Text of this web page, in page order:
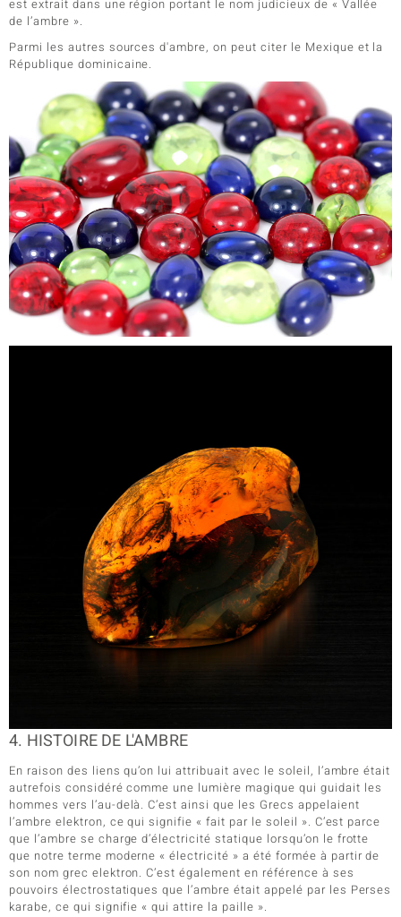
est extrait dans une région portant le nom judicieux de « Vallée
de l’ambre ».
Parmi les autres sources d'ambre, on peut citer le Mexique et la
République dominicaine.
4. HISTOIRE DE L'AMBRE
En raison des liens qu’on lui attribuait avec le soleil, l’ambre était
autrefois considéré comme une lumière magique qui guidait les
hommes vers l’au-delà. C’est ainsi que les Grecs appelaient
l’ambre elektron, ce qui signifie « fait par le soleil ». C’est parce
que l’ambre se charge d’électricité statique lorsqu’on le frotte
que notre terme moderne « électricité » a été formée à partir de
son nom grec elektron. C’est également en référence à ses
pouvoirs électrostatiques que l’ambre était appelé par les Perses
karabe, ce qui signifie « qui attire la paille ».